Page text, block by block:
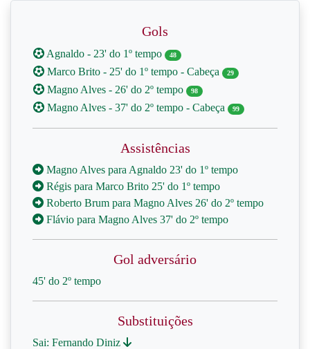
Gols
Agnaldo - 23' do 1º tempo 48
Marco Brito - 25' do 1º tempo - Cabeça 29
Magno Alves - 26' do 2º tempo 98
Magno Alves - 37' do 2º tempo - Cabeça 99
Assistências
Magno Alves para Agnaldo 23' do 1º tempo
Régis para Marco Brito 25' do 1º tempo
Roberto Brum para Magno Alves 26' do 2º tempo
Flávio para Magno Alves 37' do 2º tempo
Gol adversário
45' do 2º tempo
Substituições
Sai: Fernando Diniz